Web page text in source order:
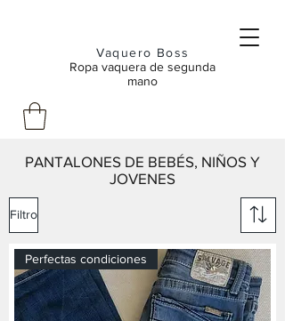
Vaquero Boss
Ropa vaquera de segunda
mano
PANTALONES DE BEBÉS, NIÑOS Y
JOVENES
Filtro
Perfectas condiciones